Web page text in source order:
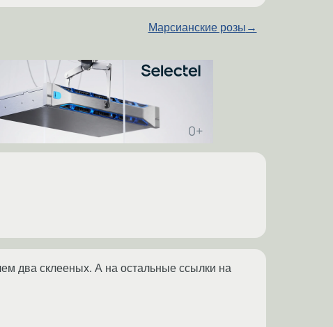
Марсианские розы →
два склееных. А на остальные ссылки на